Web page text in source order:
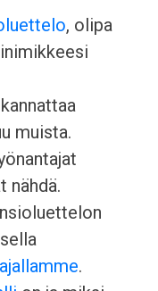
, olipa
muista.
nähdä.
.